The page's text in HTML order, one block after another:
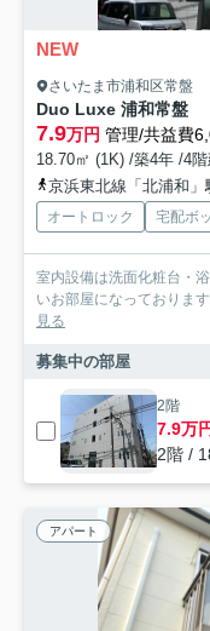
NEW
さいたま市浦和区常盤
Duo Luxe 浦和常盤
7.9万円 管理/共益費
18.70㎡ (1K) /築4年 /4階
京浜東北線「北浦和」
オートロック 宅配ボ
室内設備は洗面化粧台・
いお部屋になっておりま
見る
募集中の部屋
2階
7.9万
2階 /
アパート